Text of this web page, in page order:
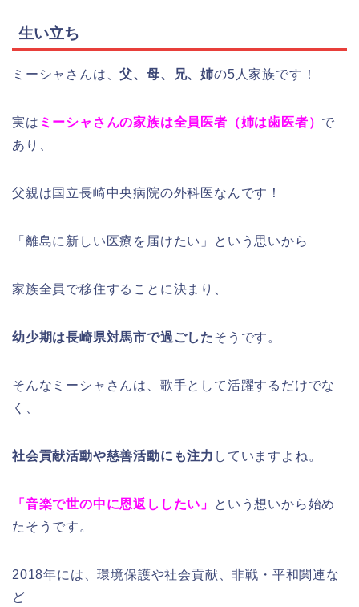
生い立ち
ミーシャさんは、父、母、兄、姉の5人家族です！
実は ミーシャさんの家族は全員医者（姉は歯医者） で
あり、
父親は国立長崎中央病院の外科医なんです！
「離島に新しい医療を届けたい」という思いから
家族全員で移住することに決まり、
幼少期は長崎県対馬市で過ごしたそうです。
そんなミーシャさんは、歌手として活躍するだけでな
く、
社会貢献活動や慈善活動にも注力 していますよね。
「音楽で世の中に恩返ししたい」
という想いから始め
たそうです。
2018年には、環境保護や社会貢献、非戦・平和関連な
ど